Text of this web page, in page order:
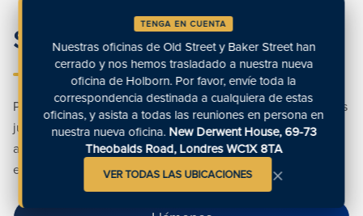
Sigamos desde aquí
Póngase en contacto con nosotros para obtener soluciones
jurídicas inigualables. Nuestro equipo está preparado para
ayudarle. Póngase en contacto con nosotros hoy mismo y
experimente la excelencia en cada interacción.
TENGA EN CUENTA
Nuestras oficinas de Old Street y Baker Street han
cerrado y nos hemos trasladado a nuestra nueva
oficina de Holborn. Por favor, envíe toda la
correspondencia destinada a cualquiera de estas
oficinas, y asista a todas las reuniones en persona en
nuestra nueva oficina.New Derwent House, 69-73
Theobalds Road, Londres WC1X 8TA
VER TODAS LAS UBICACIONES ×